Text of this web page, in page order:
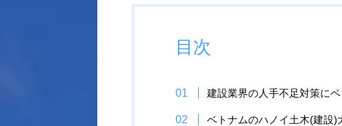
目次
建設業界の人手不足対策に
ベトナムのハノイ土木(建設)